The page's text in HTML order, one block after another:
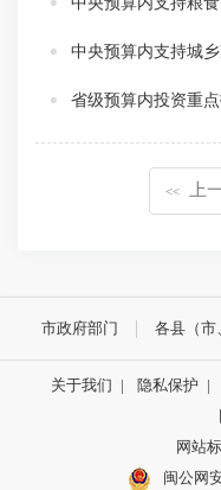
省级预算内投资重
<< 上
市政府部门 各县（市
关于我们 | 隐私保护 |
网站
闽公网